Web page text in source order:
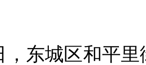
，东城区和平里